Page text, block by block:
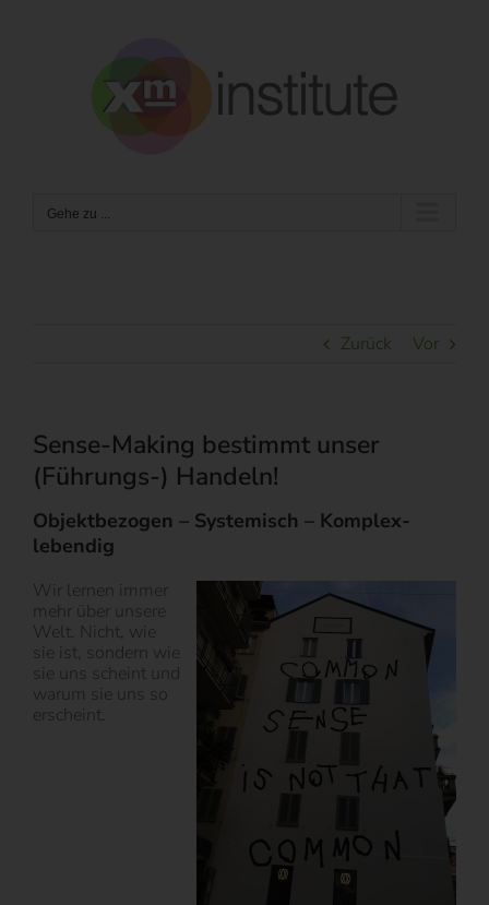
Gehe zu ...
Zurück Vor
Sense-Making bestimmt unser
(Führungs-) Handeln!
Objektbezogen – Systemisch – Komplex-
lebendig
Wir lernen immer
mehr über unsere
Welt. Nicht, wie
sie ist, sondern wie
sie uns scheint und
warum sie uns so
erscheint.